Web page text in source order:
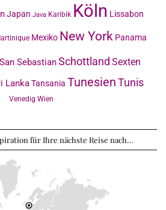
Japan Java Karibik Köln Lissabon
Mexiko New York Panama
San SebastianSchottland Sexten
LankaTansania TunesienTunis
Venedig Wien
für Ihre nächste Reise nach…